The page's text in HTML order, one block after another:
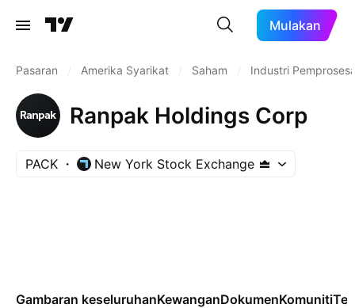
Mulakan
Pasaran Amerika Syarikat Saham Industri
Ranpak Holdings Corp
PACK New York Stock Exchange
Gambaran keseluruhanKewanganDokumenKomuniti